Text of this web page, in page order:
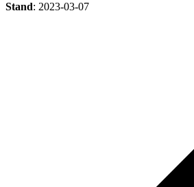
Stand: 2023-03-07